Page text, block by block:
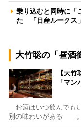
乗り込むと同時に「
た 「日産ルークス
大竹聡の「昼酒
【大
「マ
お酒はいつ飲んでも
別の味わいがある――